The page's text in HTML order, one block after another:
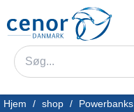
Hjem / shop / Powerbanks